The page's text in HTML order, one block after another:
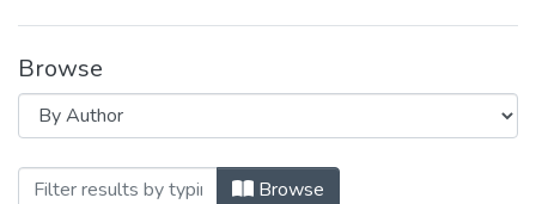
Browse
Browsing Серия Технические науки
Browse